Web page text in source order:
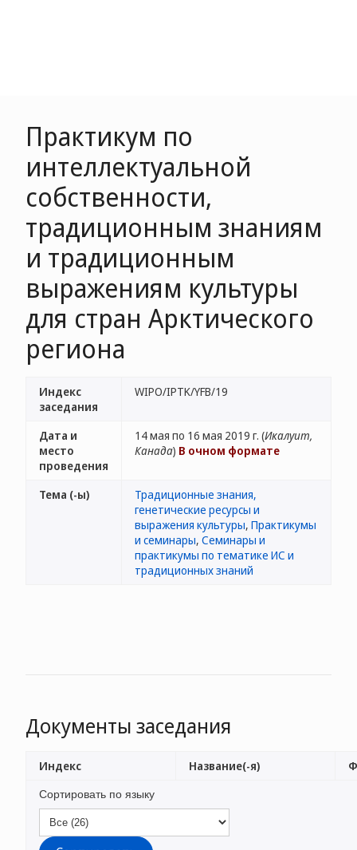
Практикум по
интеллектуальной
собственности,
традиционным знаниям
и традиционным
выражениям культуры
для стран Арктического
региона
Индекс
заседания
WIPO/IPTK/YFB/19
Дата и
место
проведения
14 мая по 16 мая 2019 г. (Икалуит,
Канада) В очном формате
Тема (-ы)
Традиционные знания,
генетические ресурсы и
выражения культуры, Практикумы
и семинары, Семинары и
практикумы по тематике ИС и
традиционных знаний
Документы заседания
Сортировать по языку
Индекс Название(-я)